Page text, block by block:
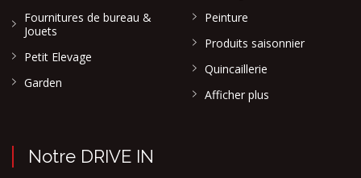
Fournitures de bureau &
Jouets
Petit Elevage
Garden
Peinture
Produits saisonnier
Quincaillerie
Afficher plus
Notre DRIVE IN